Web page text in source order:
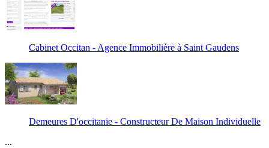
Cabinet Occitan - Agence Immobilière à Saint Gaudens
Demeures D'occitanie - Constructeur De Maison Individuelle
...